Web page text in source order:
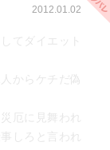
2012.01.02
てダイエット
からケチだ偽
厄に見舞われ
しろと言われ